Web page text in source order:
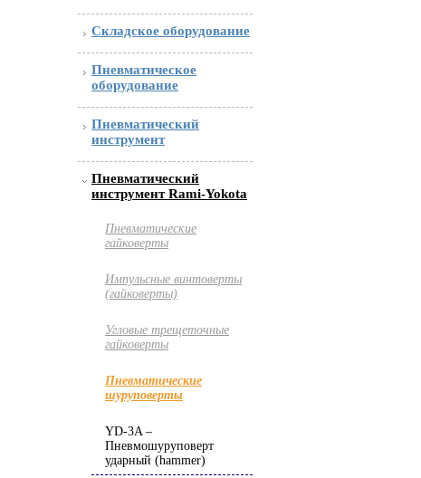
Складское оборудование
Пневматическое
оборудование
Пневматический
инструмент
Пневматический
инструмент Rami-Yokota
Пневматические
гайковерты
Импульсные винтоверты
(гайковерты)
Угловые трещеточные
гайковерты
Пневматические
шуруповерты
YD-3A –
Пневмошуруповерт
ударный (hammer)